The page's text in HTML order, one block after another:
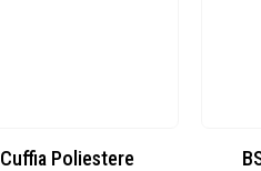
BS600 – 5139960